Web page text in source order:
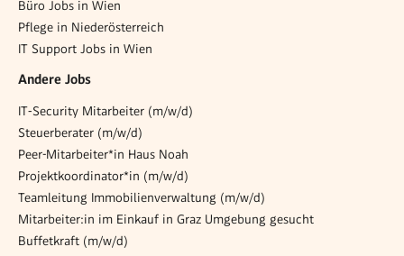
Büro Jobs in Wien
Pflege in Niederösterreich
IT Support Jobs in Wien
Andere Jobs
IT‑Security Mitarbeiter (m/w/d)
Steuerberater (m/w/d)
Peer-Mitarbeiter*in Haus Noah
Projektkoordinator*in (m/w/d)
Teamleitung Immobilienverwaltung (m/w/d)
Mitarbeiter:in im Einkauf in Graz Umgebung gesucht
Buffetkraft (m/w/d)